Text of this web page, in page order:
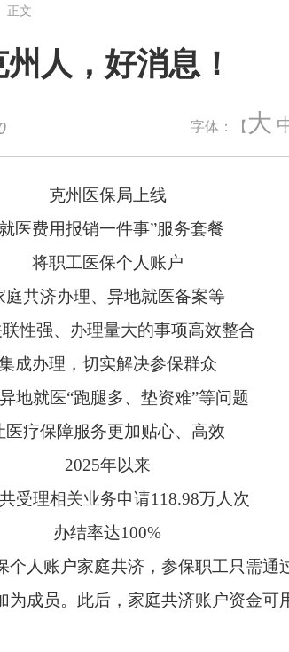
正文
州人，好消息！
字体：【大
件事”服务套餐
异地就医备案等
量大的事项高效整合
更加贴心、高效
以来
申请118.98万人次
达100%
人次，让更多家庭享受到医保政策的实惠。
实现线上申请异地就医备案，参保群众可通过
，有效破解群众“办事难、办事慢、办事繁
群众看病负担，减少异地跑动。